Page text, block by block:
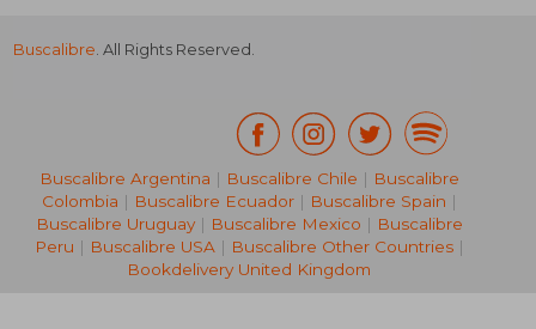
Buscalibre. All Rights Reserved.
Buscalibre Argentina | Buscalibre Chile | Buscalibre
Colombia | Buscalibre Ecuador| Buscalibre Spain |
Buscalibre Uruguay| Buscalibre Mexico | Buscalibre
Peru | Buscalibre USA| Buscalibre Other Countries|
Bookdelivery United Kingdom